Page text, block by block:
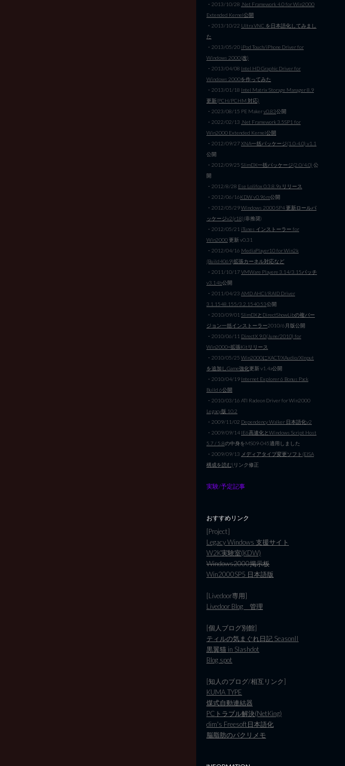
・2013/10/28 .Net Framework 4.0 for Win2000
Extended Kernel公開
・2013/10/22 Ultra VNC を日本語化してみまし
た
・2013/05/20 iPod Touch/iPhone Driver for
Windows 2000(改)
・2013/04/08 Intel HD Graphic Driver for
Windows 2000を作ってみた
・2013/01/18 Intel Matrix Storage Manager 8.9
更新(PCH/PCHM 対応)
・2023/08/15 PE Makerv0.83公開
・2022/02/13 .Net Framework 3.5SP1 for
Win2000 Extended Kernel公開
・2012/09/27XNA一括パッケージ(1.0-4.0) v1.1
公開
・2012/09/25 SlimDX一括パッケージ(2.0/4.0) 公
開
・2012/8/28 Ese Lolifox 0.3.8.9a リリース
・2012/06/16KDW v0.96m公開
・2012/05/29Windows 2000 SP4 更新ロールパ
ッケージv2(r18)(非推奨)
・2012/05/21 iTunes インストーラー for
Win2000更新 v0.31
・2012/04/16 MediaPlayer10 for Win2k
(Build4069)拡張カーネル対応など
・2011/10/17VMWare Playere 3.14/3.15パッチ
v3.14b公開
・2011/04/23 AMD AHCI/RAID Driver
3.1.1548.155/3.2.1540.53公開
・2010/09/01 SlimDXとDirectShowLibの複バー
ジョン一括インストーラー2010/6月版公開
・2010/06/11 DirectX 9.0(June/2010) for
Win2000+拡張Kitリリース
・2010/05/25 Win2000にXACT/XAudio/XInput
を追加しGame強化更新 v1.4a公開
・2010/04/19 Internet Explorer 6 Bonus Pack
Build 6公開
・2010/03/16 ATI Radeon Driver for Win2000
Legacy版 10.2
・2009/11/02 Dependency Walker 日本語化v2
・2009/09/14 IE6高速化とWindows Script Host
5.7 / 5.8の中身をMS09-045適用しました
・2009/09/13 メディアタイプ変更ソフト(EISA
構成を読む) リンク修正
実験/予定記事
おすすめリンク
[Project]
Legacy Windows 支援サイト
W2K実験室(KDW)
Windows2000掲示板
Win2000SP5 日本語版
[Livedoor専用]
Livedoor Blog 管理
[個人ブログ別館]
ティルの気まぐれ日記 SeasonII
黒翼猫 in Slashdot
Blog spot
[知人のブログ/相互リンク]
KUMA TYPE
煤式自動連結器
PCトラブル解決(NetKing)
dim's Freesoft日本語化
脳脂肪のパクリメモ